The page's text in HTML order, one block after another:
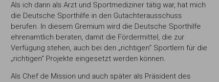
Als ich dann als Arzt und Sportmediziner tätig war, hat mich
die Deutsche Sporthilfe in den Gutachterausschuss
berufen. In diesem Gremium wird die Deutsche Sporthilfe
ehrenamtlich beraten, damit die Fördermittel, die zur
Verfügung stehen, auch bei den „richtigen“ Sportlern für die
„richtigen“ Projekte eingesetzt werden können.
Als Chef de Mission und auch später als Präsident des